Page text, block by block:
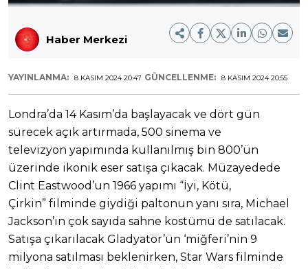
Haber Merkezi
YAYINLANMA: 8 KASIM 2024 20:47 GÜNCELLENME: 8 KASIM 2024 20:55
Londra’da 14 Kasım’da başlayacak ve dört gün
sürecek açık artırmada, 500 sinema ve
televizyon yapımında kullanılmış bin 800’ün
üzerinde ikonik eser satışa çıkacak. Müzayedede
Clint Eastwood’un 1966 yapımı “İyi, Kötü,
Çirkin” filminde giydiği paltonun yanı sıra, Michael
Jackson’ın çok sayıda sahne kostümü de satılacak.
Satışa çıkarılacak Gladyatör’ün ‘miğferi’nin 9
milyona satılması beklenirken, Star Wars filminde